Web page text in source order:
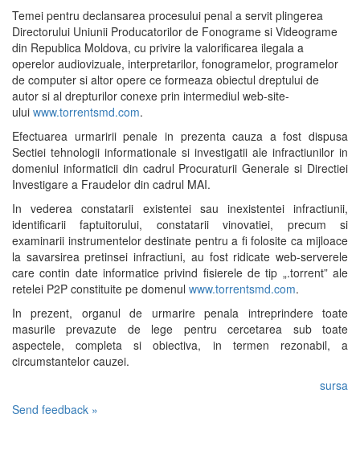
Temei pentru declansarea procesului penal a servit plingerea
Directorului Uniunii Producatorilor de Fonograme si Videograme
din Republica Moldova, cu privire la valorificarea ilegala a
operelor audiovizuale, interpretarilor, fonogramelor, programelor
de computer si altor opere ce formeaza obiectul dreptului de
autor si al drepturilor conexe prin intermediul web-site-
ului www.torrentsmd.com.
Efectuarea urmaririi penale in prezenta cauza a fost dispusa
Sectiei tehnologii informationale si investigatii ale infractiunilor in
domeniul informaticii din cadrul Procuraturii Generale si Directiei
Investigare a Fraudelor din cadrul MAI.
In vederea constatarii existentei sau inexistentei infractiunii,
identificarii faptuitorului, constatarii vinovatiei, precum si
examinarii instrumentelor destinate pentru a fi folosite ca mijloace
la savarsirea pretinsei infractiuni, au fost ridicate web-serverele
care contin date informatice privind fisierele de tip „.torrent” ale
retelei P2P constituite pe domenul www.torrentsmd.com.
In prezent, organul de urmarire penala intreprindere toate
masurile prevazute de lege pentru cercetarea sub toate
aspectele, completa si obiectiva, in termen rezonabil, a
circumstantelor cauzei.
sursa
Send feedback »